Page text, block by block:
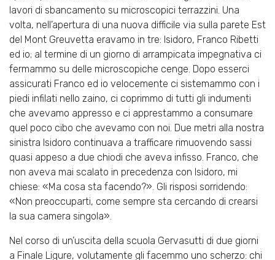
lavori di sbancamento su microscopici terrazzini. Una
volta, nell’apertura di una nuova difficile via sulla parete Est
del Mont Greuvetta eravamo in tre: Isidoro, Franco Ribetti
ed io; al termine di un giorno di arrampicata impegnativa ci
fermammo su delle microscopiche cenge. Dopo esserci
assicurati Franco ed io velocemente ci sistemammo con i
piedi infilati nello zaino, ci coprimmo di tutti gli indumenti
che avevamo appresso e ci apprestammo a consumare
quel poco cibo che avevamo con noi. Due metri alla nostra
sinistra Isidoro continuava a trafficare rimuovendo sassi
quasi appeso a due chiodi che aveva infisso. Franco, che
non aveva mai scalato in precedenza con Isidoro, mi
chiese: «Ma cosa sta facendo?». Gli risposi sorridendo:
«Non preoccuparti, come sempre sta cercando di crearsi
la sua camera singola».
Nel corso di un’uscita della scuola Gervasutti di due giorni
a Finale Ligure, volutamente gli facemmo uno scherzo: chi